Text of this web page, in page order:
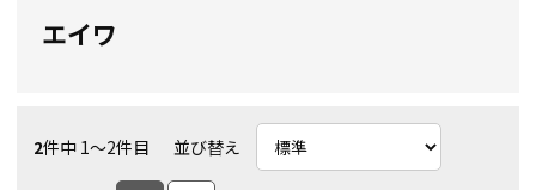
エイワ
2件中 1〜2件目 並び替え